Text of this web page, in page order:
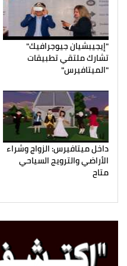
"إيجيبشيان جيوجرافيك"
تشارك ملتقي تطبيقات
"الميتافيرس"
داخل ميتافيرس: الزواج وشراء
الأراضي والترويج السياحي
متاح